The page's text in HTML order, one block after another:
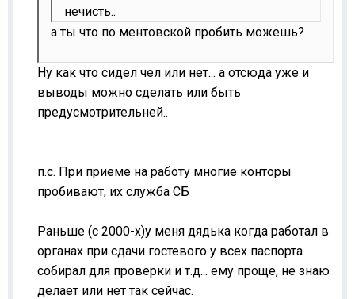
нечисть..
а ты что по ментовской пробить можешь?
Ну как что сидел чел или нет... а отсюда уже и
выводы можно сделать или быть
предусмотрительней..
п.с. При приеме на работу многие конторы
пробивают, их служба СБ
Раньше (с 2000-х)у меня дядька когда работал в
органах при сдачи гостевого у всех паспорта
собирал для проверки и т.д... ему проще, не знаю
делает или нет так сейчас.